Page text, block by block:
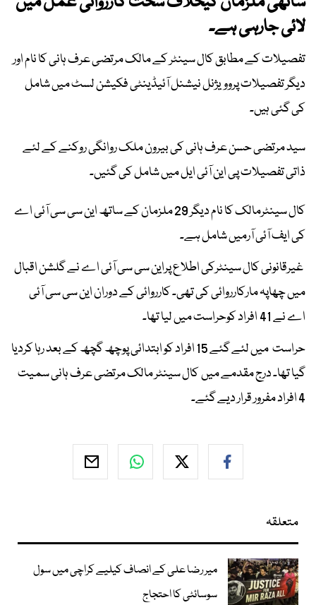
لائی جارہی ہے۔
تفصیلات کے مطابق کال سینٹر کے مالک مرتضی عرف ہانی کا نام اور
دیگر تفصیلات پروویژنل نیشنل آئیڈینٹی فکیشن لسٹ میں شامل
کی گئی ہیں۔
سید مرتضی حسن عرف ہانی کی بیرون ملک روانگی روکنے کے لئے
ذاتی تفصیلات پی این آئی ایل میں شامل کی گئیں۔
کال سینٹرمالک کا نام دیگر 29 ملزمان کے ساتھ این سی سی آئی اے
کی ایف آئی آرمیں شامل ہے۔
غیرقانونی کال سینٹرکی اطلاع پراین سی سی آئی اے نے گلشن اقبال
میں چھاپہ مارکارروائی کی تھی۔ کارروائی کے دوران این سی سی آئی
اے نے 41 افراد کوحراست میں لیا تھا۔
حراست میں لئے گئے 15 افراد کو ابتدائی پوچھ گچھ کے بعد رہا کردیا
گیا تھا۔ درج مقدمے میں کال سینٹر مالک مرتضی عرف ہانی سمیت
4 افراد مفرور قرار دیے گئے۔
متعلقہ
میر رضا علی کے انصاف کیلیے کراچی میں سول
سوسائٹی کا احتجاج